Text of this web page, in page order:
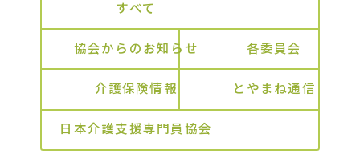
すべて
協会からのお知らせ 各委員会
介護保険情報 とやまね通信
日本介護支援専門員協会